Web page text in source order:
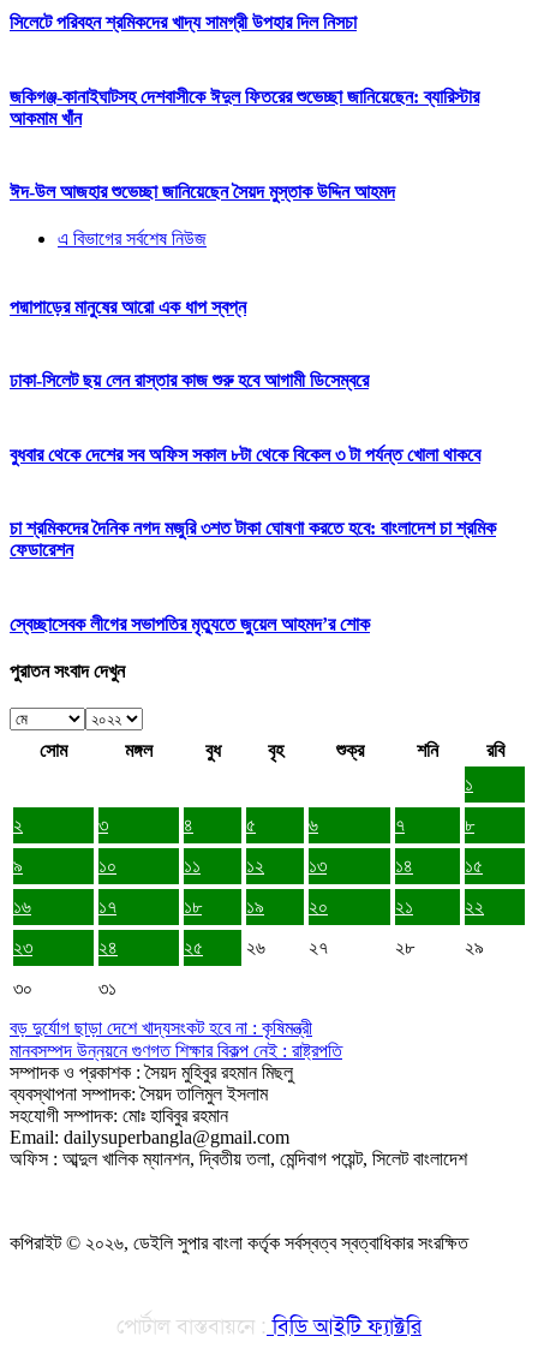
সিলেটে পরিবহন শ্রমিকদের খাদ্য সামগ্রী উপহার দিল নিসচা
জকিগঞ্জ-কানাইঘাটসহ দেশবাসীকে ঈদুল ফিতরের শুভেচ্ছা জানিয়েছেন: ব্যারিস্টার
আকমাম খাঁন
ঈদ-উল আজহার শুভেচ্ছা জানিয়েছেন সৈয়দ মুস্তাক উদ্দিন আহমদ
এ বিভাগের সর্বশেষ নিউজ
পদ্মাপাড়ের মানুষের আরো এক ধাপ স্বপ্ন
ঢাকা-সিলেট ছয় লেন রাস্তার কাজ শুরু হবে আগামী ডিসেম্বরে
বুধবার থেকে দেশের সব অফিস সকাল ৮টা থেকে বিকেল ৩ টা পর্যন্ত খোলা থাকবে
চা শ্রমিকদের দৈনিক নগদ মজুরি ৩শত টাকা ঘোষণা করতে হবে: বাংলাদেশ চা শ্রমিক
ফেডারেশন
স্বেচ্ছাসেবক লীগের সভাপতির মৃত্যুতে জুয়েল আহমদ’র শোক
পুরাতন সংবাদ দেখুন
সোম মঙ্গল বুধ বৃহ শুক্র শনি
রবি
১
২
৩ ৪ ৫ ৬ ৭
৮
৯
১০ ১১ ১২ ১৩ ১৪
১৫
১৬
১৭ ১৮ ১৯ ২০ ২১
২২
২৩
২৪ ২৫ ২৬ ২৭ ২৮
২৯
৩০
৩১
বড় দুর্যোগ ছাড়া দেশে খাদ্যসংকট হবে না : কৃষিমন্ত্রী
মানবসম্পদ উন্নয়নে গুণগত শিক্ষার বিকল্প নেই : রাষ্ট্রপতি
সম্পাদক ও প্রকাশক : সৈয়দ মুহিবুর রহমান মিছলু
ব্যবস্থাপনা সম্পাদক: সৈয়দ তালিমুল ইসলাম
সহযোগী সম্পাদক: মোঃ হাবিবুর রহমান
Email: dailysuperbangla@gmail.com
অফিস : আব্দুল খালিক ম্যানশন, দ্বিতীয় তলা, মেন্দিবাগ পয়েন্ট, সিলেট বাংলাদেশ
কপিরাইট © ২০২৬, ডেইলি সুপার বাংলা কর্তৃক সর্বস্বত্ব স্বত্বাধিকার সংরক্ষিত
পোর্টাল বাস্তবায়নে : বিডি আইটি ফ্যাক্টরি